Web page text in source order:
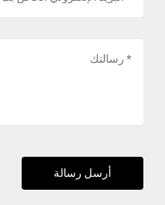
أرسل رسالة